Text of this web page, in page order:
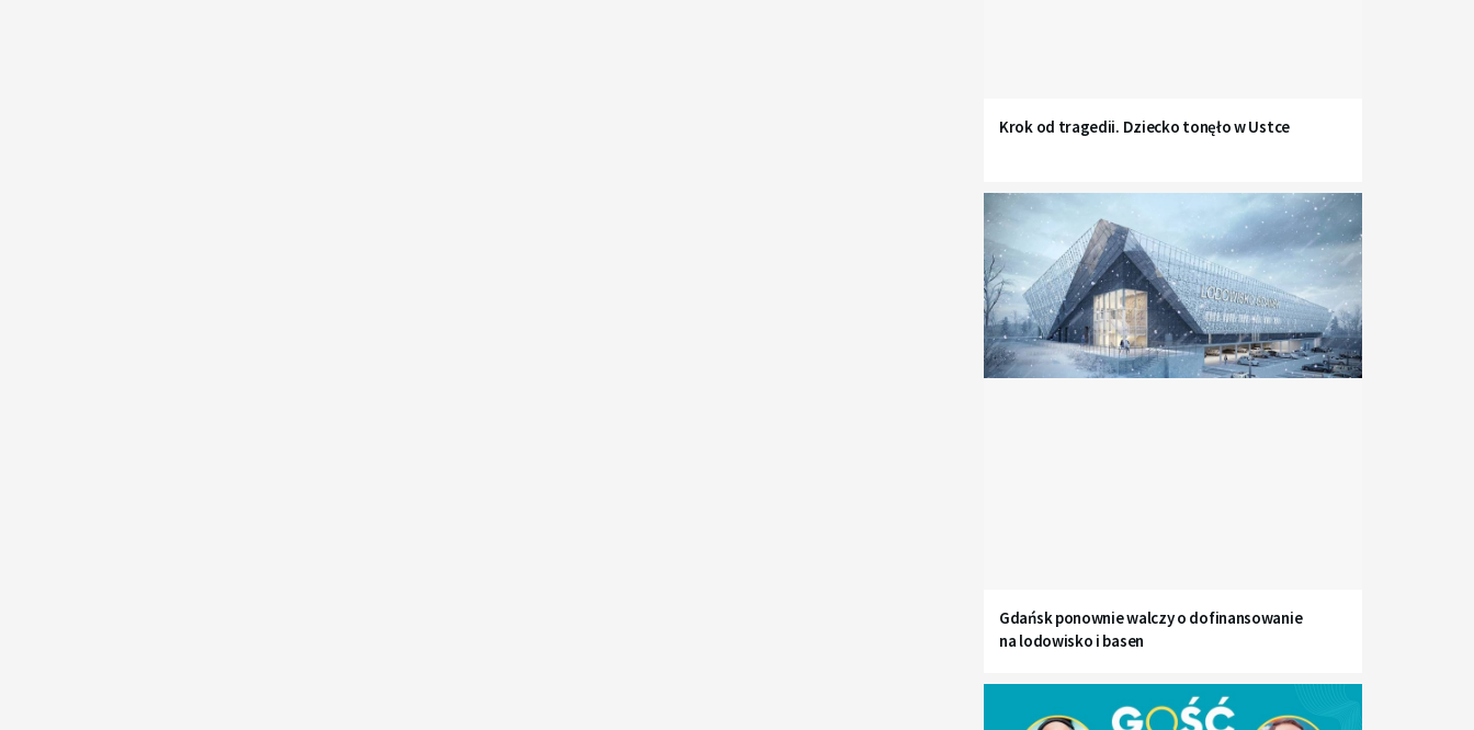
Krok od tragedii. Dziecko tonęło w Ustce
Gdańsk ponownie walczy o dofinansowanie
na lodowisko i basen